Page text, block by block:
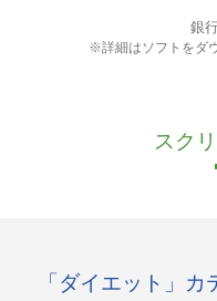
銀
※詳細はソフトをダ
スク
「ダイエット」